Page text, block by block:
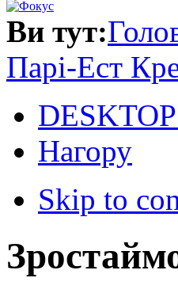
Ви тут:
Парі-Ест
Нагору
Skip to